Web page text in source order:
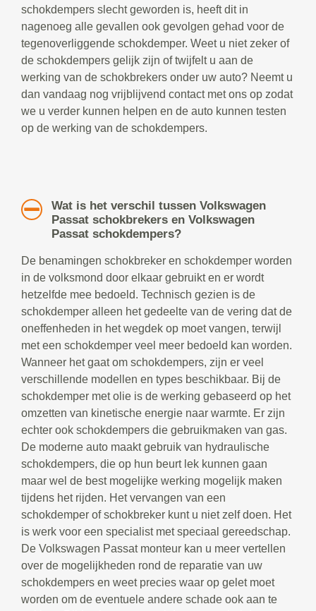
schokdempers slecht geworden is, heeft dit in
nagenoeg alle gevallen ook gevolgen gehad voor de
tegenoverliggende schokdemper. Weet u niet zeker of
de schokdempers gelijk zijn of twijfelt u aan de
werking van de schokbrekers onder uw auto? Neemt u
dan vandaag nog vrijblijvend contact met ons op zodat
we u verder kunnen helpen en de auto kunnen testen
op de werking van de schokdempers.
Wat is het verschil tussen Volkswagen
Passat schokbrekers en Volkswagen
Passat schokdempers?
De benamingen schokbreker en schokdemper worden
in de volksmond door elkaar gebruikt en er wordt
hetzelfde mee bedoeld. Technisch gezien is de
schokdemper alleen het gedeelte van de vering dat de
oneffenheden in het wegdek op moet vangen, terwijl
met een schokdemper veel meer bedoeld kan worden.
Wanneer het gaat om schokdempers, zijn er veel
verschillende modellen en types beschikbaar. Bij de
schokdemper met olie is de werking gebaseerd op het
omzetten van kinetische energie naar warmte. Er zijn
echter ook schokdempers die gebruikmaken van gas.
De moderne auto maakt gebruik van hydraulische
schokdempers, die op hun beurt lek kunnen gaan
maar wel de best mogelijke werking mogelijk maken
tijdens het rijden. Het vervangen van een
schokdemper of schokbreker kunt u niet zelf doen. Het
is werk voor een specialist met speciaal gereedschap.
De Volkswagen Passat monteur kan u meer vertellen
over de mogelijkheden rond de reparatie van uw
schokdempers en weet precies waar op gelet moet
worden om de eventuele andere schade ook aan te